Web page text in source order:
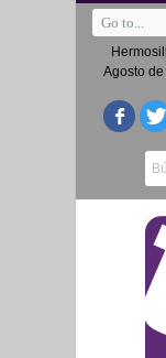
Agosto de